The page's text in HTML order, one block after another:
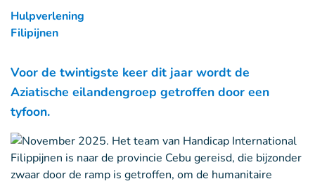
Hulpverlening
Filipijnen
Voor de twintigste keer dit jaar wordt de
Aziatische eilandengroep getroffen door een
tyfoon.